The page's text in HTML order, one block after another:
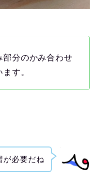
部分のかみ合わせ
す。
が必要だね